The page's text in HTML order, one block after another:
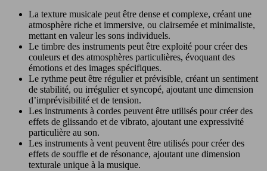
La texture musicale peut être dense et complexe, créant une
atmosphère riche et immersive, ou clairsemée et minimaliste,
mettant en valeur les sons individuels.
Le timbre des instruments peut être exploité pour créer des
couleurs et des atmosphères particulières, évoquant des
émotions et des images spécifiques.
Le rythme peut être régulier et prévisible, créant un sentiment
de stabilité, ou irrégulier et syncopé, ajoutant une dimension
d’imprévisibilité et de tension.
Les instruments à cordes peuvent être utilisés pour créer des
effets de glissando et de vibrato, ajoutant une expressivité
particulière au son.
Les instruments à vent peuvent être utilisés pour créer des
effets de souffle et de résonance, ajoutant une dimension
texturale unique à la musique.